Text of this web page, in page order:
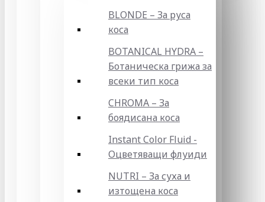
BLONDE – За руса
коса
BOTANICAL HYDRA –
Ботаническа грижа за
всеки тип коса
CHROMA – За
боядисана коса
Instant Color Fluid -
Оцветяващи флуиди
NUTRI – За суха и
изтощена коса